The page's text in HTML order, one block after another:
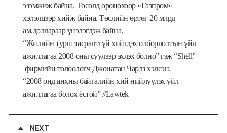
эзэмжиж байна. Төсөлд ороцохоор «Газпром»
хэлэлцээр хийж байна. Төслийн өртөг 20 млрд
ам.доллараар үнэлэгдэж байна.
“Жилийн турш тасралтгүй хийгдэх олборлолтын үйл
ажиллагаа 2008 оны сүүлээр эхлэх болно” гэж “Shell”
фирмийн төлөөлөгч Джонатан Чарлз хэлсэн.
“2008 онд анхны байгалийн хий нийлүүлэх үйл
ажиллагаа болох ёстой” //Lawtek
NEXT